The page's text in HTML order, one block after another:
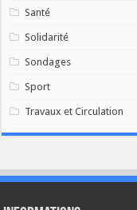
Santé
Solidarité
Sondages
Sport
Travaux et Circulation